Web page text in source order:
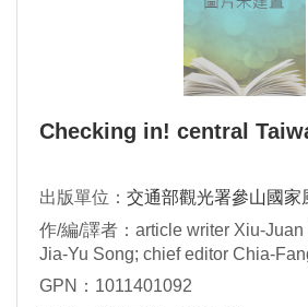
Checking in! central
出版單位： 交通部觀光署參山國家
作/編/譯者：article writer Xiu-
Jia-Yu Song; chief editor Chia-
GPN：1011401092